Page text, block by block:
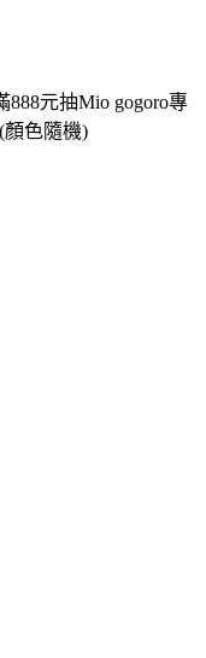
888元抽Mio gogoro專
顏色隨機)